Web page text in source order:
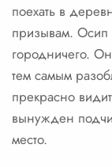
поехать в
призывам. Осип
городничего.
тем самым
прекрасно
вынужден
место.